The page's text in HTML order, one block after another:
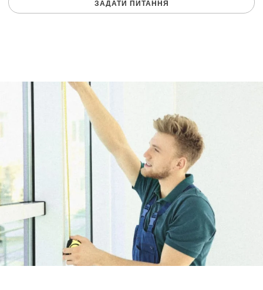
ЗАДАТИ ПИТАННЯ